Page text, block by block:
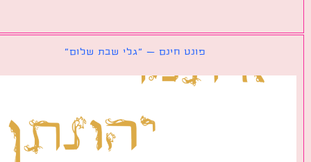
פונט חינם – ״גלי שבת שלום״